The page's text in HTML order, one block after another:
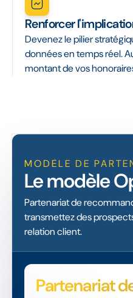
Renforcer
Devenez le pilier
données en temps réel.
montant de vos
MODÈLE DE
Le modèle
Partenariat de
transmettez des
relation client.
Partenariat